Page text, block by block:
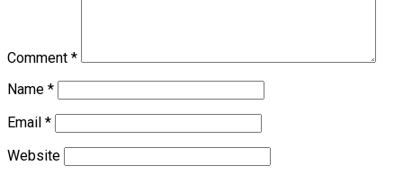
Comment *
Name *
Email *
Website